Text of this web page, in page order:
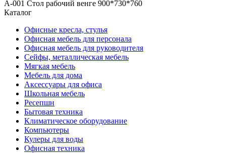
А-001 Стол рабочий венге 900*730*760
Каталог
Офисные кресла, стулья
Офисная мебель для персонала
Офисная мебель для руководителя
Сейфы, металлическая мебель
Мягкая мебель
Мебель для дома
Аксессуары для офиса
Школьная мебель
Ресепшн
Бытовая техника
Климатическое оборудование
Компьютеры
Кулеры для воды
Офисная техника